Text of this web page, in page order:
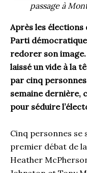
passage à
Après les
Parti
redorer son image.
laissé un vide à la
par cinq
semaine dernière,
pour séduire
Cinq personnes
premier débat de
Heather